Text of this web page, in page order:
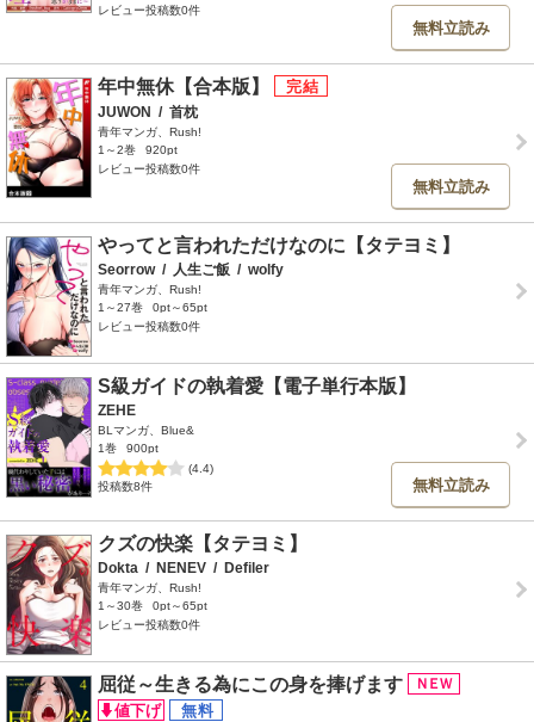
レビュー投稿数0件
無料立読み
年中無休【合本版】
JUWON / 首枕
青年マンガ、Rush!
1～2巻
920pt
レビュー投稿数0件
無料立読み
やってと言われただけなのに【タテヨミ】
Seorrow / 人生ご飯 / wolfy
青年マンガ、Rush!
1～27巻
0pt～65pt
レビュー投稿数0件
S級ガイドの執着愛【電子単行本版】
ZEHE
BLマンガ、Blue&
1巻
900pt
(4.4)
投稿数8件
無料立読み
クズの快楽【タテヨミ】
Dokta / NENEV / Defiler
青年マンガ、Rush!
1～30巻
0pt～65pt
レビュー投稿数0件
屈従～生きる為にこの身を捧げます